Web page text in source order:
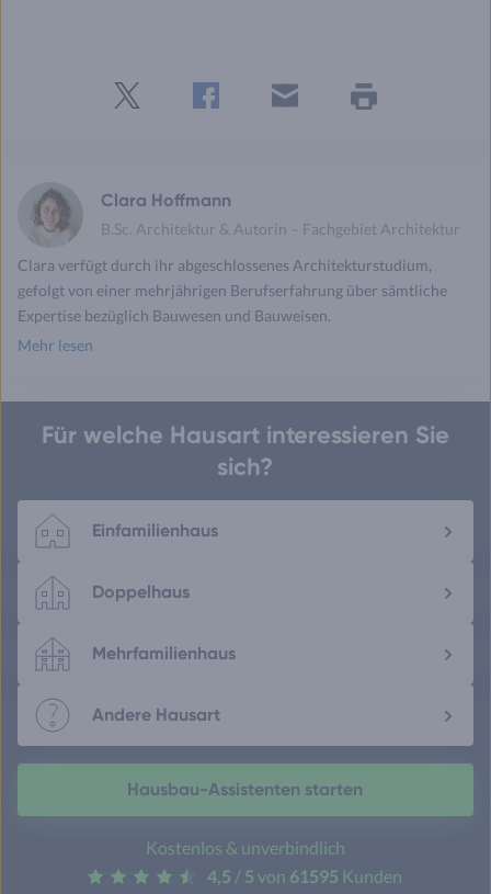
Clara Hoffmann
B.Sc. Architektur & Autorin – Fachgebiet Architektur
Clara verfügt durch ihr abgeschlossenes Architekturstudium,
gefolgt von einer mehrjährigen Berufserfahrung über sämtliche
Expertise bezüglich Bauwesen und Bauweisen.
Mehr lesen
Für welche Hausart interessieren Sie
sich?
Einfamilienhaus
Doppelhaus
Mehrfamilienhaus
Andere Hausart
Hausbau-Assistenten starten
Kostenlos & unverbindlich
4,5 / 5 von 61595 Kunden